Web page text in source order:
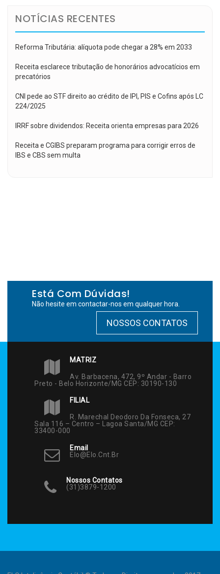
NOTÍCIAS RECENTES
Reforma Tributária: alíquota pode chegar a 28% em 2033
Receita esclarece tributação de honorários advocatícios em
precatórios
CNI pede ao STF direito ao crédito de IPI, PIS e Cofins após LC
224/2025
IRRF sobre dividendos: Receita orienta empresas para 2026
Receita e CGIBS preparam programa para corrigir erros de
IBS e CBS sem multa
Está Com Dúvidas!
Não hesite em contactar-nos em qualquer hora.
NOSSOS CONTATOS
MATRIZ
Av. Barbacena, 472, 9º Andar - Barro
Preto - Belo Horizonte/MG CEP: 30190-130
FILIAL
R. Marechal Deodoro Da Fonseca, 27
Sala 116 – Centro – Lagoa Santa/MG CEP:
33400-000
Email
Elo@elo.cnt.br
Nossos Contatos
(31)3879-1200